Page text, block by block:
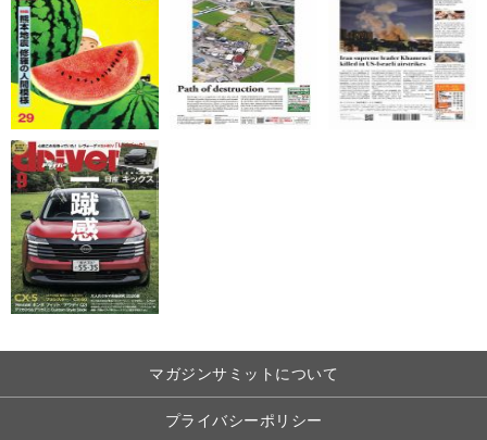
マガジンサミットについて
プライバシーポリシー